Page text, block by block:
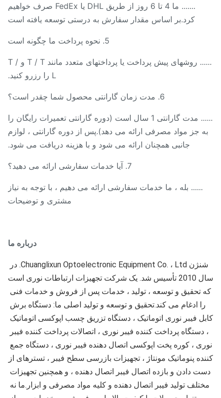
....... ما 4 تا 6 روز از طریق DHL یا FedEx صرف خواهیم
کرد.بر اساس مقدار سفارش به درستی توسعه یافته است
...... روشهای پیش پرداخت یا پرداختهای متعدد مانند T / T و T /
...... مدت گارانتی 1 سال است (دوره گارانتی تعمیرات رایگان را
جز مواد مصرفی ارائه می دهد).پس از دوره گارانتی ، لوازم
جانبی همچنان ارائه می شود و با هزینه دریافت می شود.
...... بله ، ما خدمات سفارشی ارائه می دهیم ، با توجه به نیاز
مشتری و توضیحات
درباره ما
شنژن Chuanglixun Optoelectronic Equipment Co. ، Ltd. در
سال 2010 تأسیس شد. یک شرکت تجهیزات ارتباطات نوری است
که تحقیق و توسعه ، تولید ، خدمات پس از فروش و خدمات فنی
را ادغام می کند.تحقیق و توسعه و تولید اصلی ما: دستگاه برش
کابل فیبر نوری اتوماتیک ، دستگاه تزریق چسب اپوکسی اتوماتیک
کننده پنوماتیک مونتاژ ، تجهیزات بازرسی سطح فیبر ، تسترهای از
دست دادن و بازده اتصال فیبر اتصال دهنده ، و همچنین تجهیزات
مختلف تولید فیبر اتصال دهنده و کلیه مواد مصرفی و ابزار.ما نه